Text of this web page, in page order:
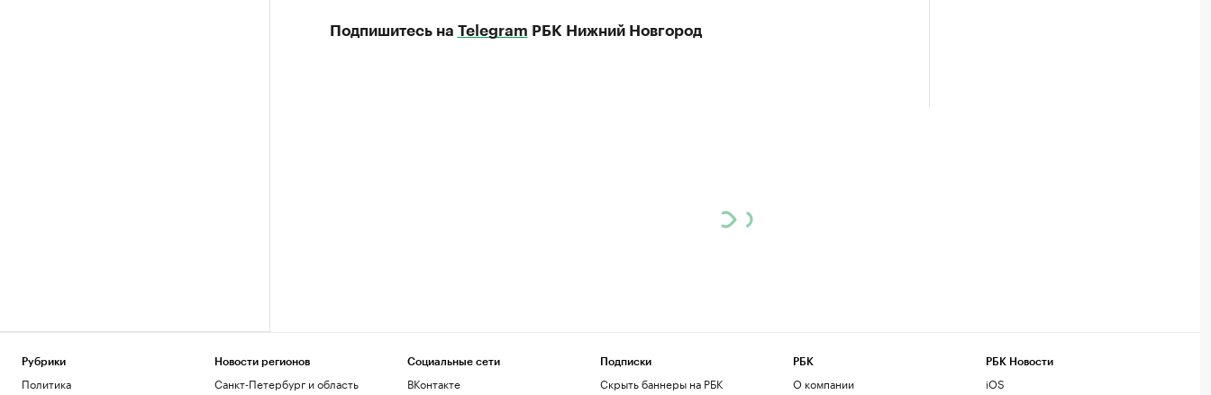
Подпишитесь на Telegram РБК Нижний Новгород
Рубрики
Политика
Новости регионов
Санкт-Петербург и область
Социальные сети
ВКонтакте
Подписки
Скрыть баннеры на РБК
РБК
О компании
РБК Новости
iOS